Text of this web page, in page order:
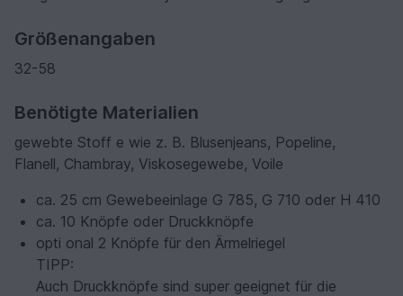
Größenangaben
32-58
Benötigte Materialien
gewebte Stoff e wie z. B. Blusenjeans, Popeline,
Flanell, Chambray, Viskosegewebe, Voile
ca. 25 cm Gewebeeinlage G 785, G 710 oder H 410
ca. 10 Knöpfe oder Druckknöpfe
opti onal 2 Knöpfe für den Ärmelriegel
TIPP:
Auch Druckknöpfe sind super geeignet für die